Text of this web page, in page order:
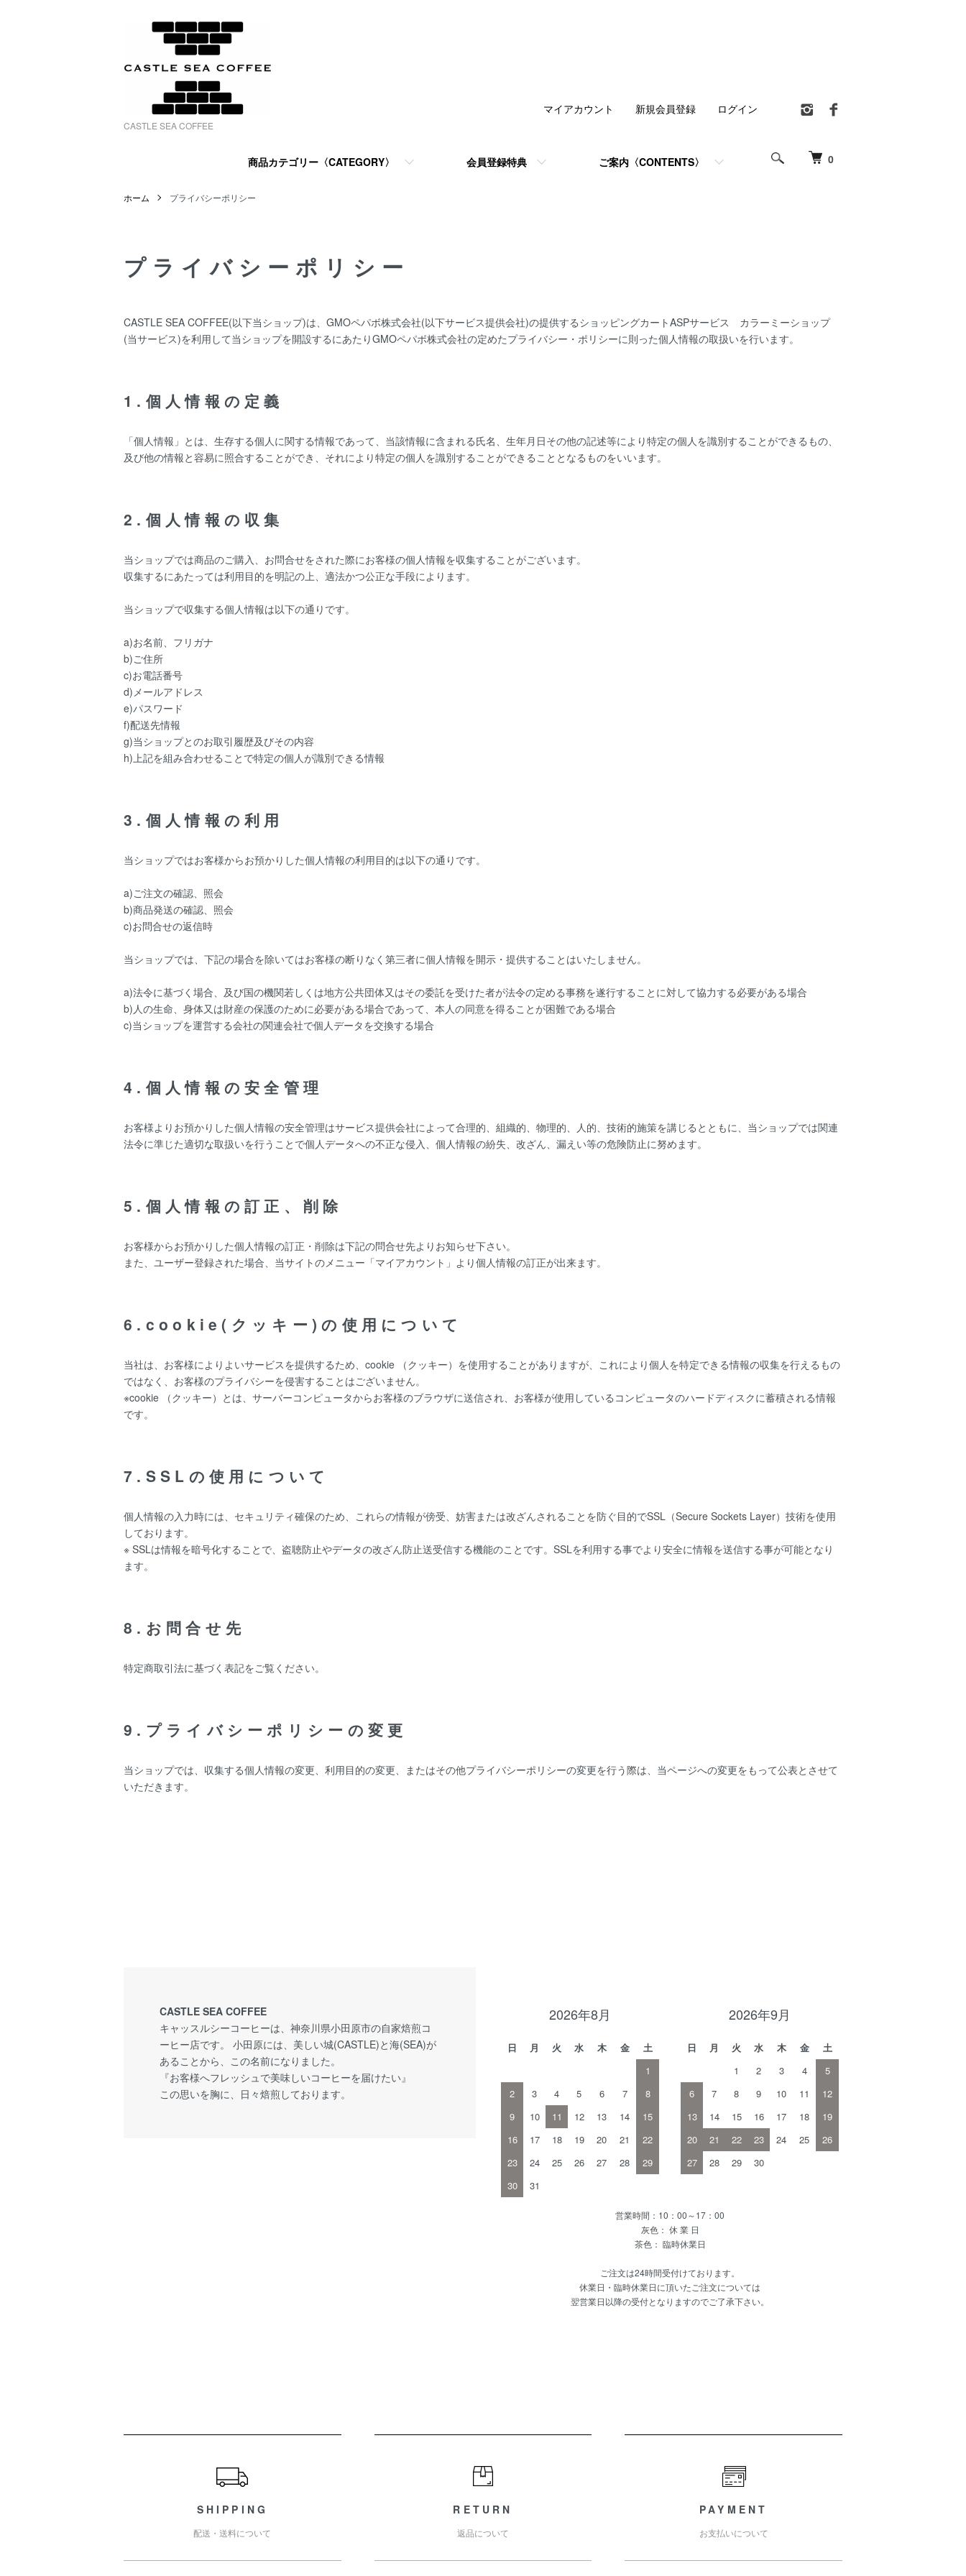
CASTLE SEA COFFEE
0
商品カテゴリー〈CATEGORY〉 会員登録特典 ご案内〈CONTENTS〉
マイアカウント 新規会員登録 ログイン
ホーム プライバシーポリシー
プライバシーポリシー
CASTLE SEA COFFEE(以下当ショップ)は、 GMOペパボ株式会社(以下サービス提供会社)の提供するショッピングカートASPサービス カラーミーショップ
(当サービス)を利用して当ショップを開設するにあたりGMOペパボ株式会社の定めたプライバシー・ポリシーに則った個人情報の取扱いを行います。
1.個人情報の定義
「個人情報」とは、生存する個人に関する情報であって、当該情報に含まれる氏名、生年月日その他の記述等により特定の個人を識別することができるもの、
及び他の情報と容易に照合することができ、それにより特定の個人を識別することができることとなるものをいいます。
2.個人情報の収集
当ショップでは商品のご購入、お問合せをされた際にお客様の個人情報を収集することがございます。
収集するにあたっては利用目的を明記の上、適法かつ公正な手段によります。
当ショップで収集する個人情報は以下の通りです。
a)お名前、フリガナ
b)ご住所
c)お電話番号
d)メールアドレス
e)パスワード
f)配送先情報
g)当ショップとのお取引履歴及びその内容
h)上記を組み合わせることで特定の個人が識別できる情報
3.個人情報の利用
当ショップではお客様からお預かりした個人情報の利用目的は以下の通りです。
a)ご注文の確認、照会
b)商品発送の確認、照会
c)お問合せの返信時
当ショップでは、下記の場合を除いてはお客様の断りなく第三者に個人情報を開示・提供することはいたしません。
a)法令に基づく場合、及び国の機関若しくは地方公共団体又はその委託を受けた者が法令の定める事務を遂行することに対して協力する必要がある場合
b)人の生命、身体又は財産の保護のために必要がある場合であって、本人の同意を得ることが困難である場合
c)当ショップを運営する会社の関連会社で個人データを交換する場合
4.個人情報の安全管理
お客様よりお預かりした個人情報の安全管理はサービス提供会社によって合理的、組織的、物理的、人的、技術的施策を講じるとともに、当ショップでは関連
法令に準じた適切な取扱いを行うことで個人データへの不正な侵入、個人情報の紛失、改ざん、漏えい等の危険防止に努めます。
5.個人情報の訂正、削除
お客様からお預かりした個人情報の訂正・削除は下記の問合せ先よりお知らせ下さい。
また、ユーザー登録された場合、当サイトのメニュー「マイアカウント」より個人情報の訂正が出来ます。
6.cookie(クッキー)の使用について
当社は、お客様によりよいサービスを提供するため、cookie （クッキー）を使用することがありますが、これにより個人を特定できる情報の収集を行えるもの
ではなく、お客様のプライバシーを侵害することはございません。
※cookie （クッキー）とは、サーバーコンピュータからお客様のブラウザに送信され、お客様が使用しているコンピュータのハードディスクに蓄積される情報
です。
7.SSLの使用について
個人情報の入力時には、セキュリティ確保のため、これらの情報が傍受、妨害または改ざんされることを防ぐ目的でSSL（Secure Sockets Layer）技術を使用
しております。
※ SSLは情報を暗号化することで、盗聴防止やデータの改ざん防止送受信する機能のことです。SSLを利用する事でより安全に情報を送信する事が可能となり
ます。
8.お問合せ先
特定商取引法に基づく表記をご覧ください。
9.プライバシーポリシーの変更
当ショップでは、収集する個人情報の変更、利用目的の変更、またはその他プライバシーポリシーの変更を行う際は、当ページへの変更をもって公表とさせて
いただきます。
CASTLE SEA COFFEE
キャッスルシーコーヒーは、神奈川県小田原市の自家焙煎コ
ーヒー店です。 小田原には、美しい城(CASTLE)と海(SEA)が
あることから、この名前になりました。
『お客様へフレッシュで美味しいコーヒーを届けたい』
この思いを胸に、日々焙煎しております。
2026年8月
日 月 火 水 木 金
土
1
2
3 4 5 6 7
8
9
10 11 12 13 14
15
16
17 18 19 20 21
22
23
24 25 26 27 28
29
30
31
2026年9月
日 月 火 水 木 金
土
1
2 3 4
5
6
7 8 9 10 11
12
13
14 15 16 17 18
19
20
21 22 23 24 25
26
27
28 29 30
営業時間：10：00～17：00
灰色： 休 業 日
茶色： 臨時休業日
ご注文は24時間受付けております。
休業日・臨時休業日に頂いたご注文については
翌営業日以降の受付となりますのでご了承下さい。
SHIPPING
配送・送料について
RETURN
返品について
PAYMENT
お支払いについて